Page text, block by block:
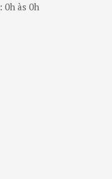
: 0h às 0h